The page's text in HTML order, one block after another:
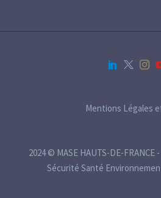
Mentions Légales
2024 © MASE HAUTS-DE-FRANCE
Sécurité Santé